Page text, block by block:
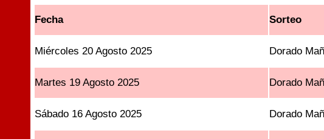
Fecha Sorteo
Miércoles 20 Agosto 2025 Dorado
Martes 19 Agosto 2025 Dorado
Sábado 16 Agosto 2025 Dorado